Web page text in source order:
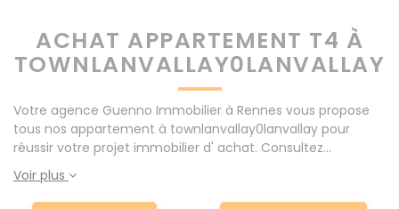
ACHAT APPARTEMENT T4 À
TOWNLANVALLAY0LANVALLAY
Votre agence Guenno Immobilier à Rennes vous propose
tous nos appartement à townlanvallay0lanvallay pour
réussir votre projet immobilier d' achat. Consultez
l'ensemble de nos offres à Rennes mais également aux
alentours : Le Rheu, Pacé, Montgermont... Nos appartement
T4 à townlanvallay0lanvallay sont proposés au meilleur prix
Voir plus